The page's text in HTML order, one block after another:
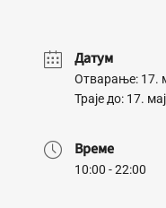
Датум
Отварање: 17.
Траје до: 17.
Време
10:00 - 22:00